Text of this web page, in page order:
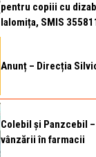
pentru copiii cu
Ialomița, SMIS
Anunț – Direcția
Colebil și Panzcebil
vânzării în farmacii